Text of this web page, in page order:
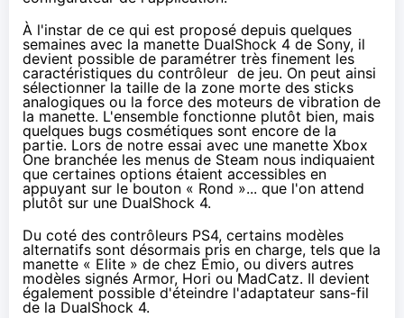
À l'instar de ce qui est proposé depuis quelques
semaines avec la manette DualShock 4 de Sony, il
devient possible de paramétrer très finement les
caractéristiques du contrôleur de jeu. On peut ainsi
sélectionner la taille de la zone morte des sticks
analogiques ou la force des moteurs de vibration de
la manette. L'ensemble fonctionne plutôt bien, mais
quelques bugs cosmétiques sont encore de la
partie. Lors de notre essai avec une manette Xbox
One branchée les menus de Steam nous indiquaient
que certaines options étaient accessibles en
appuyant sur le bouton « Rond »... que l'on attend
plutôt sur une DualShock 4.
Du coté des contrôleurs PS4, certains modèles
alternatifs sont désormais pris en charge, tels que la
manette « Elite » de chez Emio, ou divers autres
modèles signés Armor, Hori ou MadCatz. Il devient
également possible d'éteindre l'adaptateur sans-fil
de la DualShock 4.